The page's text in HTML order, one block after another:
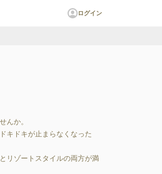
ログイン
んか。
キドキが止まらなくなった
リゾートスタイルの両方が満